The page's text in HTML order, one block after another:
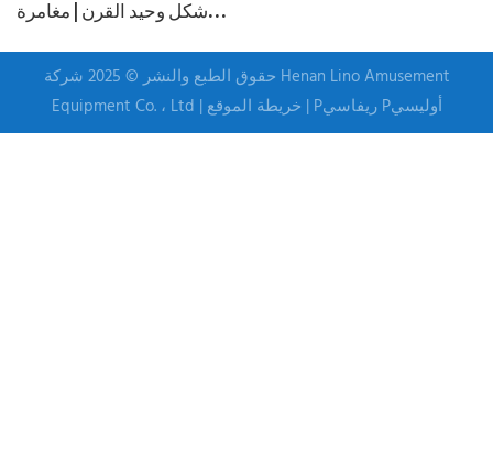
شكل وحيد القرن | مغامرة
في ملاعب الأطفال | لينو
حقوق الطبع والنشر © 2025 شركة Henan Lino Amusement
Equipment Co. ، Ltd |
| Pريفاسي Pأوليسي